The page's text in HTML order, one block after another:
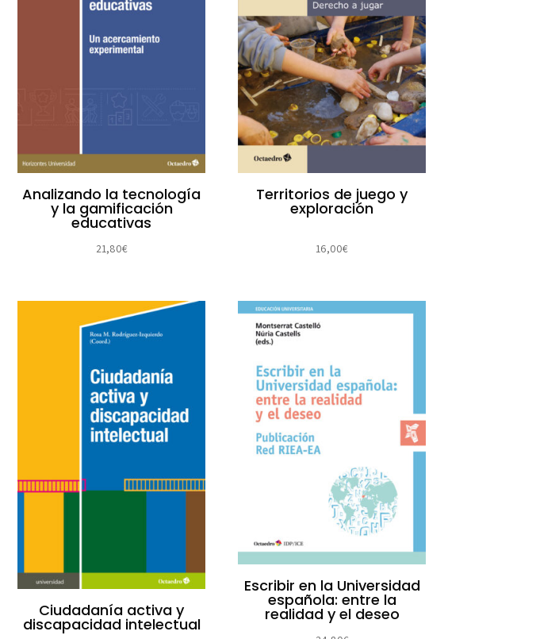
Analizando la tecnología
y la gamificación
educativas
21,80€
Territorios de juego y
exploración
16,00€
Ciudadanía activa y
discapacidad intelectual
Escribir en la Universidad
española: entre la
realidad y el deseo